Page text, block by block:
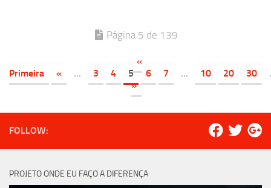
Página 5 de 139
«
Primeira
« ... 3 4 5 6 7 ... 10 20 30
»
FOLLOW:
PROJETO ONDE EU FAÇO A DIFERENÇA